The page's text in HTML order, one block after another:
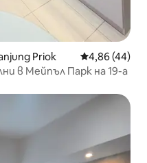
Priok Средна
4,86 (44)
в Мейпъл Парк на 19-а